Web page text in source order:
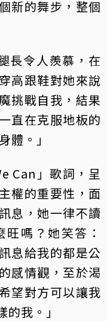
新的舞步，整個
長令人羨慕，在
高跟鞋對她來說
挑戰自我，結果
直在克服地板的
體。」
Can」歌詞，呈
權的重要性，面
息，她一律不讀
嗎？她笑答：
息給我的都是公
感情觀，至於渴
望對方可以讓我
我。」